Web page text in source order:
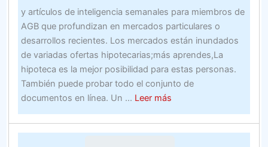
y artículos de inteligencia semanales para miembros de
AGB que profundizan en mercados particulares o
desarrollos recientes. Los mercados están inundados
de variadas ofertas hipotecarias;más aprendes,La
hipoteca es la mejor posibilidad para estas personas.
También puede probar todo el conjunto de
documentos en línea. Un ... Leer másabout
mejores
apuestas